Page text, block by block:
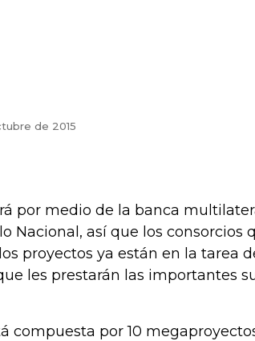
de 2015
por medio de la banca
Nacional, así que los consorcios
proyectos ya están en la tarea
les prestarán las importantes
compuesta por 10